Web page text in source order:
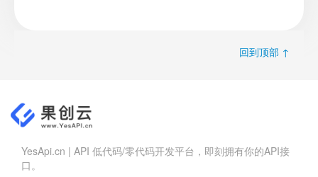
回到顶部 ↑
YesApi.cn | API 低代码/零代码开发平台，即刻拥有你的API接
口。